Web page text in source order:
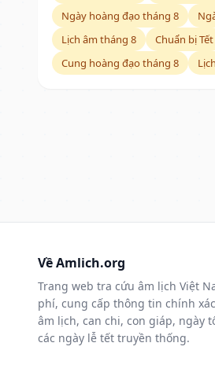
Ngày hoàng đạo tháng 8
Lịch âm tháng 8
Chuẩn bị Tết
Cung hoàng đạo tháng 8
Về Amlich.org
Trang web tra cứu âm lịch Việt
phí, cung cấp thông tin chính
âm lịch, can chi, con giáp, ngày
các ngày lễ tết truyền thống.